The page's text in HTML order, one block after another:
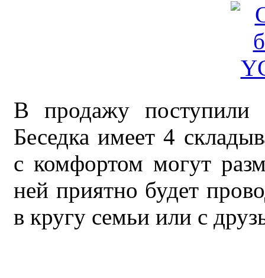
В продажу поступили
Беседка имеет 4
с комфортом могут
ней приятно будет
в кругу семьи или с